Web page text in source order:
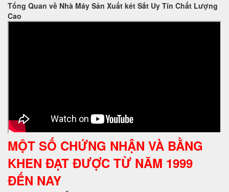
Tổng Quan về Nhà Máy Sản Xuất két Sắt Uy Tín Chất Lượng
Cao
MỘT SỐ CHỨNG NHẬN VÀ BẰNG
KHEN ĐẠT ĐƯỢC TỪ NĂM 1999
ĐẾN NAY